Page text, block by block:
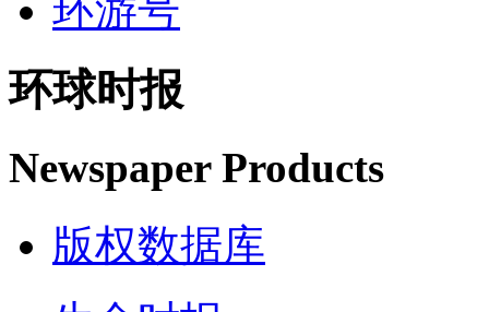
环游号
环球时报
Newspaper Products
版权数据库